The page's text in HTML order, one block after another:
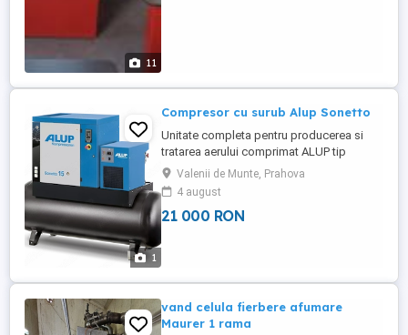
11
1
Compresor cu surub Alup Sonetto
Unitate completa pentru producerea si
tratarea aerului comprimat ALUP tip
Sonetto 20 10, cu uscator de aer
incorporat montat pe rezervor de 500 L -
debit de aer 1,86 m3 min - presiune max.
de lucru 10 bar - sistem comanda
Valenii de Munte, Prahova
4 august
21 000 RON
vand celula fierbere afumare
Maurer 1 rama